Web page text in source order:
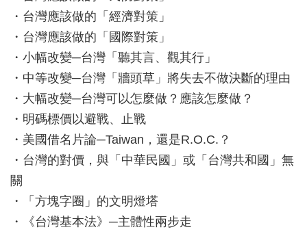
・台灣應該做的「經濟對策」
・台灣應該做的「國際對策」
・小幅改變─台灣「聽其言、觀其行」
・中等改變─台灣「牆頭草」將失去不做決斷的理由
・大幅改變─台灣可以怎麼做？應該怎麼做？
・明碼標價以避戰、止戰
・美國借名片論─Taiwan，還是R.O.C.？
・台灣的對價，與「中華民國」或「台灣共和國」無
關
・「方塊字圈」的文明燈塔
・《台灣基本法》─主體性兩步走